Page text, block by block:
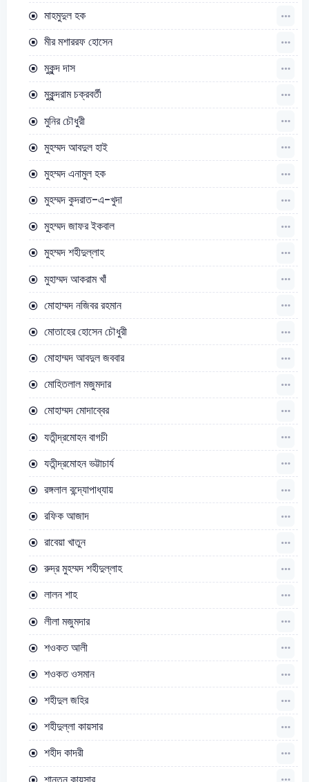
মাহমুদুল হক
মীর মশাররফ হোসেন
মুকুন্দ দাস
মুকুন্দরাম চক্রবর্তী
মুনির চৌধুরী
মুহম্মদ আবদুল হাই
মুহম্মদ এনামুল হক
মুহম্মদ কুদরাত-এ-খুদা
মুহম্মদ জাফর ইকবাল
মুহম্মদ শহীদুল্লাহ
মুহাম্মদ আকরাম খাঁ
মোহাম্মদ নজিবর রহমান
মোতাহের হোসেন চৌধুরী
মোহাম্মদ আবদুল জববার
মোহিতলাল মজুমদার
মোহাম্মদ মোদাব্বের
যতীন্দ্রমোহন বাগচী
যতীন্দ্রমোহন ভট্টাচার্য
রঙ্গলাল বন্দ্যোপাধ্যায়
রফিক আজাদ
রাবেয়া খাতুন
রুদ্র মুহম্মদ শহীদুল্লাহ
লালন শাহ
লীলা মজুমদার
শওকত আলী
শওকত ওসমান
শহীদুল জহির
শহীদুল্লা কায়সার
শহীদ কাদরী